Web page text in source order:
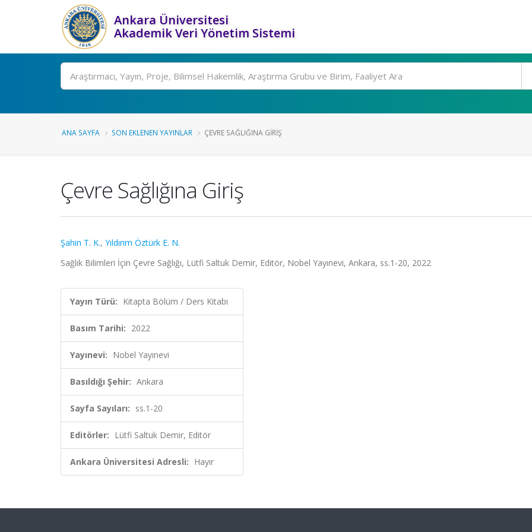
Ankara Üniversitesi
Akademik Veri Yönetim Sistemi
Ara
ANA SAYFA SON EKLENEN YAYINLAR ÇEVRE SAĞLIĞINA GIRIŞ
Çevre Sağlığına Giriş
Şahin T. K., Yıldırım Öztürk E. N.
Sağlık Bilimleri İçin Çevre Sağlığı, Lütfi Saltuk Demir, Editör, Nobel Yayınevi, Ankara, ss.1-20, 2022
Yayın Türü: Kitapta Bölüm / Ders Kitabı
Basım Tarihi: 2022
Yayınevi: Nobel Yayınevi
Basıldığı Şehir: Ankara
Sayfa Sayıları: ss.1-20
Editörler: Lütfi Saltuk Demir, Editör
Ankara Üniversitesi Adresli: Hayır